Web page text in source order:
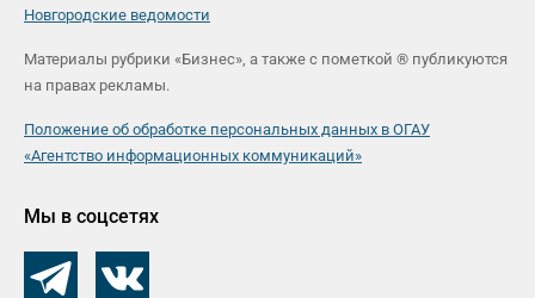
Новгородские ведомости
Материалы рубрики «Бизнес», а также с пометкой ® публикуются
на правах рекламы.
Положение об обработке персональных данных в ОГАУ
«Агентство информационных коммуникаций»
Мы в соцсетях